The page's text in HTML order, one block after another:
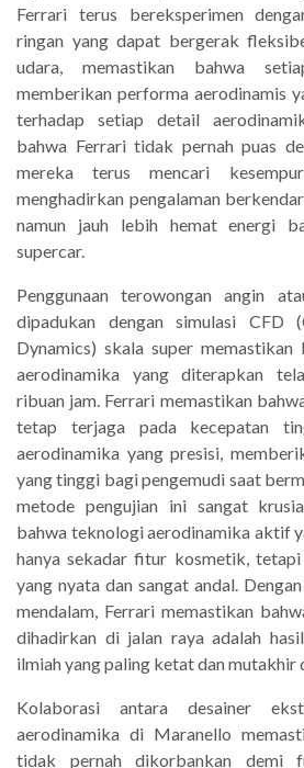
Ferrari terus bereksperimen
ringan yang dapat bergerak
udara, memastikan bahwa
memberikan performa aerodinamis
terhadap setiap detail
bahwa Ferrari tidak pernah puas
mereka terus mencari
menghadirkan pengalaman
namun jauh lebih hemat energi
supercar.
Penggunaan terowongan angin
dipadukan dengan simulasi CFD
Dynamics) skala super memastikan
aerodinamika yang diterapkan
ribuan jam. Ferrari memastikan
tetap terjaga pada kecepatan
aerodinamika yang presisi,
yang tinggi bagi pengemudi saat
metode pengujian ini sangat
bahwa teknologi aerodinamika aktif
hanya sekadar fitur kosmetik,
yang nyata dan sangat andal.
mendalam, Ferrari memastikan
dihadirkan di jalan raya adalah
ilmiah yang paling ketat dan mutakhir
Kolaborasi antara desainer
aerodinamika di Maranello
tidak pernah dikorbankan demi